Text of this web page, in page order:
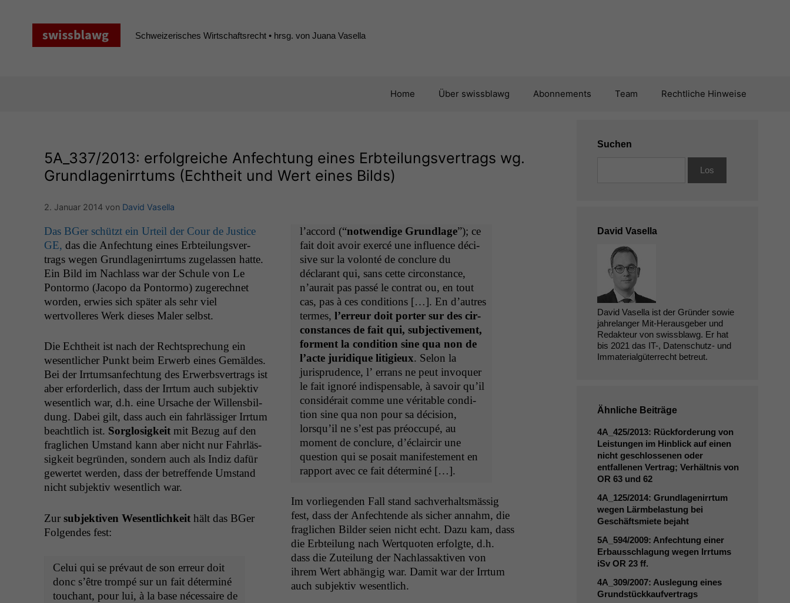
Schweizerisches Wirtschaftsrecht • hrsg. von Juana Vasella
Home Über swissblawg Abonnements Team Rechtliche Hinweise
5A_337/2013: erfolgreiche Anfechtung eines Erbteilungsvertrags wg.
Grundlagenirrtums (Echtheit und Wert eines Bilds)
2. Januar 2014 von David Vasella
Das BGer schützt ein Urteil der Cour de Jus­tice
GE, das die Anfech­tung eines Erbteilungsver­
trags wegen Grund­la­genir­rtums zuge­lassen hat­te.
Ein Bild im Nach­lass war der Schule von Le
Pon­tor­mo (Jacopo da Pon­tor­mo) zugerech­net
wor­den, erwies sich später als sehr viel
wertvolleres Werk dieses Maler selbst.
Die Echtheit ist nach der Recht­sprechung ein
wesentlich­er Punkt beim Erwerb eines Gemäldes.
Bei der Irrtum­san­fech­tung des Erwerb­sver­trags ist
aber erforder­lich, dass der Irrtum auch sub­jek­tiv
wesentlich war, d.h. eine Ursache der Wil­lens­bil­
dung. Dabei gilt, dass auch ein fahrläs­siger Irrtum
beachtlich ist. Sor­glosigkeitmit Bezug auf den
fraglichen Umstand kann aber nicht nur Fahrläs­
sigkeit begrün­den, son­dern auch als Indiz dafür
gew­ertet wer­den, dass der betr­e­f­fende Umstand
nicht sub­jek­tiv wesentlich war.
Zur sub­jek­tiv­en Wesentlichkeithält das BGer
Fol­gen­des fest:
Celui qui se pré­vaut de son erreur doit
donc s’être trompé sur un fait déter­miné
touchant, pour lui, à la base néces­saire de
l’ac­cord (“notwendi­ge Grund­lage”); ce
fait doit avoir exer­cé une influ­ence déci­
sive sur la volon­té de con­clure du
déclarant qui, sans cette cir­con­stance,
n’au­rait pas passé le con­trat ou, en tout
cas, pas à ces con­di­tions […]. En d’autres
ter­mes, l’er­reur doit porter sur des cir­
con­stances de fait qui, sub­jec­tive­ment,
for­ment la con­di­tion sine qua non de
l’acte juridique litigieux. Selon la
jurispru­dence, l’ errans ne peut invo­quer
le fait ignoré indis­pens­able, à savoir qu’il
con­sid­érait comme une véri­ta­ble con­di­
tion sine qua non pour sa déci­sion,
lorsqu’il ne s’est pas préoc­cupé, au
moment de con­clure, d’é­clair­cir une
ques­tion qui se posait man­i­feste­ment en
rap­port avec ce fait déterminé […].
Im vor­liegen­den Fall stand sachver­haltsmäs­sig
fest, dass der Anfech­t­ende als sich­er annahm, die
fraglichen Bilder seien nicht echt. Dazu kam, dass
die Erbteilung nach Wertquoten erfol­gte, d.h.
dass die Zuteilung der Nach­las­sak­tiv­en von
ihrem Wert abhängig war. Damit war der Irrtum
auch sub­jek­tiv wesentlich.
Suchen
David Vasella
David Vasella ist der Gründer sowie
jahrelanger Mit-Herausgeber und
Redakteur von swissblawg. Er hat
bis 2021 das IT-, Datenschutz- und
Immaterialgüterrecht betreut.
Ähnliche Beiträge
4A_425/2013: Rückforderung von
Leistungen im Hinblick auf einen
nicht geschlossenen oder
entfallenen Vertrag; Verhältnis von
OR 63 und 62
4A_125/2014: Grundlagenirrtum
wegen Lärmbelastung bei
Geschäftsmiete bejaht
5A_594/2009: Anfechtung einer
Erbausschlagung wegen Irrtums
iSv OR 23 ff.
4A_309/2007: Auslegung eines
Grundstückkaufvertrags